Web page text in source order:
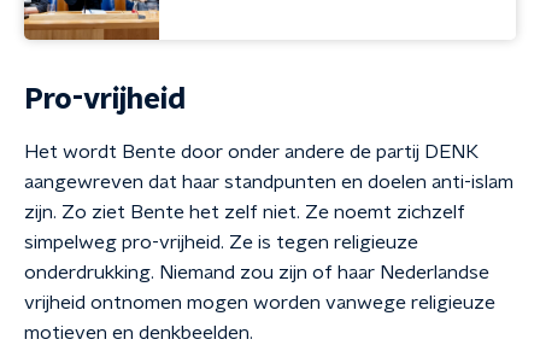
Pro-vrijheid
Het wordt Bente door onder andere de partij DENK
aangewreven dat haar standpunten en doelen anti-islam
zijn. Zo ziet Bente het zelf niet. Ze noemt zichzelf
simpelweg pro-vrijheid. Ze is tegen religieuze
onderdrukking. Niemand zou zijn of haar Nederlandse
vrijheid ontnomen mogen worden vanwege religieuze
motieven en denkbeelden.